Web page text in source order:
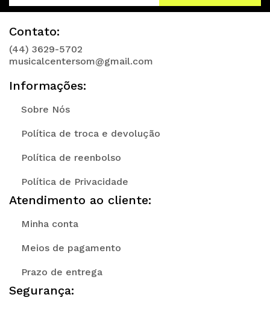
Contato:
(44) 3629-5702
musicalcentersom@gmail.com
Informações:
Sobre Nós
Política de troca e devolução
Política de reenbolso
Política de Privacidade
Atendimento ao cliente:
Minha conta
Meios de pagamento
Prazo de entrega
Segurança: